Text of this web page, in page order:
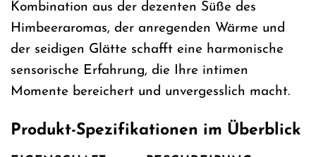
Kombination aus der dezenten Süße des
Himbeeraromas, der anregenden Wärme und
der seidigen Glätte schafft eine harmonische
sensorische Erfahrung, die Ihre intimen
Momente bereichert und unvergesslich macht.
Produkt-Spezifikationen im Überblick